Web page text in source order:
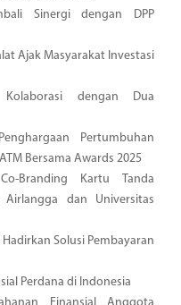
Sinergi dengan DPP
Ajak Masyarakat Investasi
dengan Dua
Pertumbuhan
Bersama Awards 2025
Branding Kartu Tanda
Airlangga dan Universitas
Solusi Pembayaran
Perdana di Indonesia